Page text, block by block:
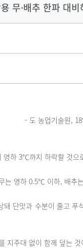
무·배추 한파 대비
- 도 농업기술원,
하 3℃까지 하락할 것
는 영하 0.5℃ 이하, 배추
단맛과 수분이 줄고
지주대 없이 함께 덮는